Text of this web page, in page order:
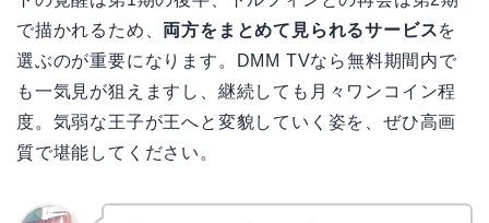
で描かれるため、 両方をまとめて見られるサービスを
選ぶのが重要になります。DMM TVなら無料期間内で
も一気見が狙えますし、継続しても月々ワンコイン程
度。気弱な王子が王へと変貌していく姿を、ぜひ高画
質で堪能してください。